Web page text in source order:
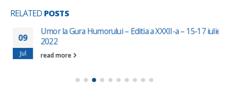
RELATED POSTS
09
Jul
Umor la Gura Humorului – Editia a XXXII-a – 15-17 iulie
2022
read more